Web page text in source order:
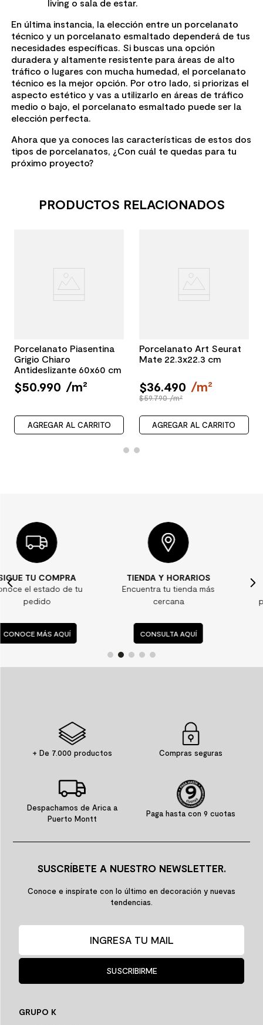
living o sala de estar.
En última instancia, la elección entre un porcelanato
técnico y un porcelanato esmaltado dependerá de tus
necesidades específicas. Si buscas una opción
duradera y altamente resistente para áreas de alto
tráfico o lugares con mucha humedad, el porcelanato
técnico es la mejor opción. Por otro lado, si priorizas el
aspecto estético y vas a utilizarlo en áreas de tráfico
medio o bajo, el porcelanato esmaltado puede ser la
elección perfecta.
Ahora que ya conoces las características de estos dos
tipos de porcelanatos, ¿Con cuál te quedas para tu
próximo proyecto?
PRODUCTOS RELACIONADOS
Porcelanato Piasentina
Grigio Chiaro
Antideslizante 60x60 cm
$50.990 /m²
AGREGAR AL CARRITO
Porcelanato Art Seurat
Mate 22.3x22.3 cm
$36.490 /m²
$59.790 /m²
AGREGAR AL CARRITO
TIENDA Y HORARIOS
Encuentra tu tienda más
cercana
CONSULTA AQUÍ
¿ALGUNA DUDA?
Consulta nuestras
preguntas frecuentes
CONSULTA AQUÍ
+ De 7.000 productos Compras seguras
Despachamos de Arica a
Puerto Montt
Paga hasta con 9 cuotas
SUSCRÍBETE A NUESTRO NEWSLETTER.
Conoce e inspírate con lo último en decoración y nuevas
tendencias.
SUSCRIBIRME
GRUPO K